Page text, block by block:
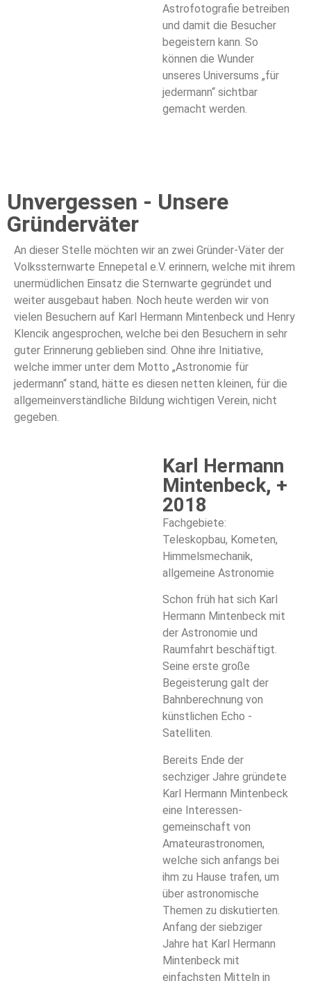
Astrofotografie betreiben
und damit die Besucher
begeistern kann. So
können die Wunder
unseres Universums „für
jedermann“ sichtbar
gemacht werden.
Unvergessen - Unsere
Gründerväter
An dieser Stelle möchten wir an zwei Gründer-Väter der
Volkssternwarte Ennepetal e.V. erinnern, welche mit ihrem
unermüdlichen Einsatz die Sternwarte gegründet und
weiter ausgebaut haben. Noch heute werden wir von
vielen Besuchern auf Karl Hermann Mintenbeck und Henry
Klencik angesprochen, welche bei den Besuchern in sehr
guter Erinnerung geblieben sind. Ohne ihre Initiative,
welche immer unter dem Motto „Astronomie für
jedermann“ stand, hätte es diesen netten kleinen, für die
allgemeinverständliche Bildung wichtigen Verein, nicht
gegeben.
Karl Hermann
Mintenbeck, +
2018
Fachgebiete:
Teleskopbau, Kometen,
Himmelsmechanik,
allgemeine Astronomie
Schon früh hat sich Karl
Hermann Mintenbeck mit
der Astronomie und
Raumfahrt beschäftigt.
Seine erste große
Begeisterung galt der
Bahnberechnung von
künstlichen Echo -
Satelliten.
Bereits Ende der
sechziger Jahre gründete
Karl Hermann Mintenbeck
eine Interessen-
gemeinschaft von
Amateurastronomen,
welche sich anfangs bei
ihm zu Hause trafen, um
über astronomische
Themen zu diskutierten.
Anfang der siebziger
Jahre hat Karl Hermann
Mintenbeck mit
einfachsten Mitteln in